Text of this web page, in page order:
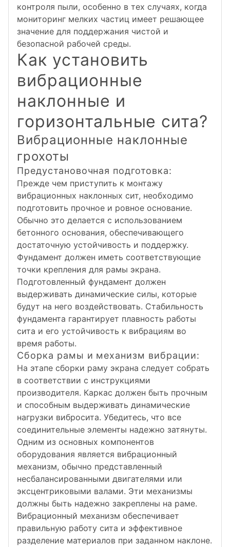
контроля пыли, особенно в тех случаях, когда
мониторинг мелких частиц имеет решающее
значение для поддержания чистой и
безопасной рабочей среды.
Как установить
вибрационные
наклонные и
горизонтальные сита?
Вибрационные наклонные
грохоты
Предустановочная подготовка:
Прежде чем приступить к монтажу
вибрационных наклонных сит, необходимо
подготовить прочное и ровное основание.
Обычно это делается с использованием
бетонного основания, обеспечивающего
достаточную устойчивость и поддержку.
Фундамент должен иметь соответствующие
точки крепления для рамы экрана.
Подготовленный фундамент должен
выдерживать динамические силы, которые
будут на него воздействовать. Стабильность
фундамента гарантирует плавность работы
сита и его устойчивость к вибрациям во
время работы.
Сборка рамы и механизм вибрации:
На этапе сборки раму экрана следует собрать
в соответствии с инструкциями
производителя. Каркас должен быть прочным
и способным выдерживать динамические
нагрузки вибросита. Убедитесь, что все
соединительные элементы надежно затянуты.
Одним из основных компонентов
оборудования является вибрационный
механизм, обычно представленный
несбалансированными двигателями или
эксцентриковыми валами. Эти механизмы
должны быть надежно закреплены на раме.
Вибрационный механизм обеспечивает
правильную работу сита и эффективное
разделение материалов при заданном наклоне.